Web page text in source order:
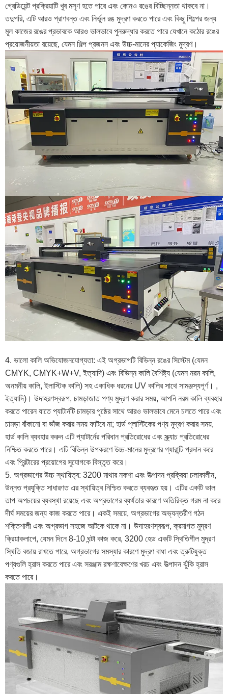
গ্রেডিয়েন্ট প্রক্রিয়াটি খুব মসৃণ হতে পারে এবং কোনও রঙের বিচ্ছিন্নতা থাকবে না।
তদুপরি, এটি আরও প্রাণবন্ত এবং নির্ভুল রঙ মুদ্রণ করতে পারে এবং কিছু শিল্পের জন্য
মূল কাজের রঙের প্রভাবকে আরও ভালভাবে পুনরুদ্ধার করতে পারে যেখানে কঠোর রঙের
প্রয়োজনীয়তা রয়েছে, যেমন শিল্প প্রজনন এবং উচ্চ-মানের প্যাকেজিং মুদ্রণ।
4. ভালো কালি অভিযোজনযোগ্যতা: এই অগ্রভাগটি বিভিন্ন রঙের সিস্টেম (যেমন
CMYK, CMYK+W+V, ইত্যাদি) এবং বিভিন্ন কালি বৈশিষ্ট্য (যেমন নরম কালি,
অনমনীয় কালি, ইলাস্টিক কালি) সহ একাধিক ধরনের UV কালির সাথে সামঞ্জস্যপূর্ণ। ,
ইত্যাদি)। উদাহরণস্বরূপ, চামড়াজাত পণ্য মুদ্রণ করার সময়, আপনি নরম কালি ব্যবহার
করতে পারেন যাতে প্যাটার্নটি চামড়ার পৃষ্ঠের সাথে আরও ভালভাবে মেনে চলতে পারে এবং
চামড়া বাঁকানো বা ভাঁজ করার সময় ফাটবে না; হার্ড প্লাস্টিকের পণ্য মুদ্রণ করার সময়,
হার্ড কালি ব্যবহার করুন এটি প্যাটার্নের পরিধান প্রতিরোধের এবং স্ক্র্যাচ প্রতিরোধের
নিশ্চিত করতে পারে। এটি বিভিন্ন উপকরণে উচ্চ-মানের মুদ্রণের গ্যারান্টি প্রদান করে
এবং প্রিন্টারের প্রয়োগের সুযোগকে বিস্তৃত করে।
5. অগ্রভাগের উচ্চ স্থায়িত্ব: 3200 মাথার নকশা এবং উত্পাদন প্রক্রিয়া চলাকালীন,
উন্নত প্রযুক্তি সাধারণত এর স্থায়িত্ব নিশ্চিত করতে ব্যবহৃত হয়। এটির একটি ভাল
তাপ অপচয়ের ব্যবস্থা রয়েছে এবং অগ্রভাগের ব্যর্থতার কারণে অতিরিক্ত গরম না করে
দীর্ঘ সময়ের জন্য কাজ করতে পারে। একই সময়ে, অগ্রভাগের অভ্যন্তরীণ গঠন
শক্তিশালী এবং অগ্রভাগ সহজে আটকে থাকে না। উদাহরণস্বরূপ, ক্রমাগত মুদ্রণ
ক্রিয়াকলাপে, যেমন দিনে 8-10 ঘন্টা কাজ করে, 3200 হেড একটি স্থিতিশীল মুদ্রণ
স্থিতি বজায় রাখতে পারে, অগ্রভাগের সমস্যার কারণে মুদ্রণ বাধা এবং ত্রুটিযুক্ত
পণ্যগুলি হ্রাস করতে পারে এবং সরঞ্জাম রক্ষণাবেক্ষণের খরচ এবং উত্পাদন ঝুঁকি হ্রাস
করতে পারে।